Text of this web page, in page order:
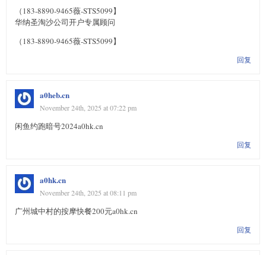
（183-8890-9465薇-STS5099】
华纳圣淘沙公司开户专属顾问
（183-8890-9465薇-STS5099】
回复
a0heb.cn
November 24th, 2025 at 07:22 pm
闲鱼约跑暗号2024a0hk.cn
回复
a0hk.cn
November 24th, 2025 at 08:11 pm
广州城中村的按摩快餐200元a0hk.cn
回复